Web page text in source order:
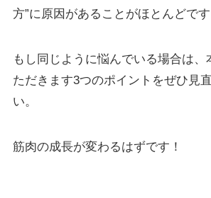
方”に原因があることがほとんどです
もし同じように悩んでいる場合は、
ただきます3つのポイントをぜひ見
い。
筋肉の成長が変わるはずです！